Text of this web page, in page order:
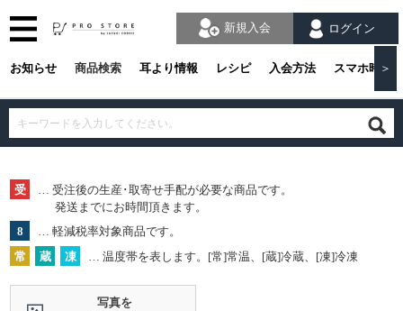
お知らせ 商品検索 耳より情報 レシピ 入会方法 スマホ時の
＞
ログイン
新規入会
受
… 受注後の生産･取寄せ手配が必要な商品です。
発送までにお時間頂きます。
8
… 軽減税率対象商品です。
常
蔵 凍 … 温度帯を表します。[常]常温、[蔵]冷蔵、[凍]冷凍
写真を